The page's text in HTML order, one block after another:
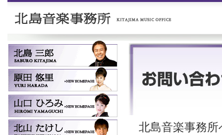
北島音楽事務